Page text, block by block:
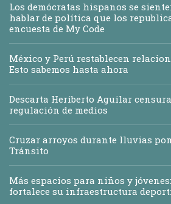
Los demócratas hispanos se
hablar de política que los
encuesta de My Code
México y Perú restablecen
Esto sabemos hasta ahora
Descarta Heriberto Aguilar
regulación de medios
Cruzar arroyos durante lluvias
Tránsito
Más espacios para niños y
fortalece su infraestructura